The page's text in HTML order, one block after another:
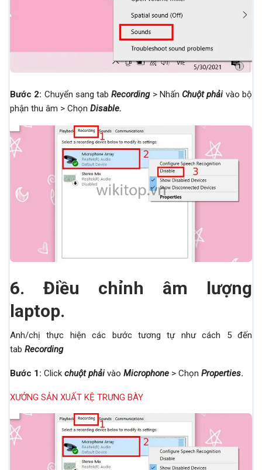
Bước 2: Chuyển sang tabRecording > Nhấn Chuột phải vào bộ
phận thu âm > Chọn Disable.
6. Điều chỉnh âm lượng
laptop.
Anh/chị thực hiện các bước tương tự như cách 5 đến
tab Recording
Bước 1: Click chuột phải vào Microphone > Chọn Properties.
XƯỞNG SẢN XUẤT KỆ TRƯNG BÀY